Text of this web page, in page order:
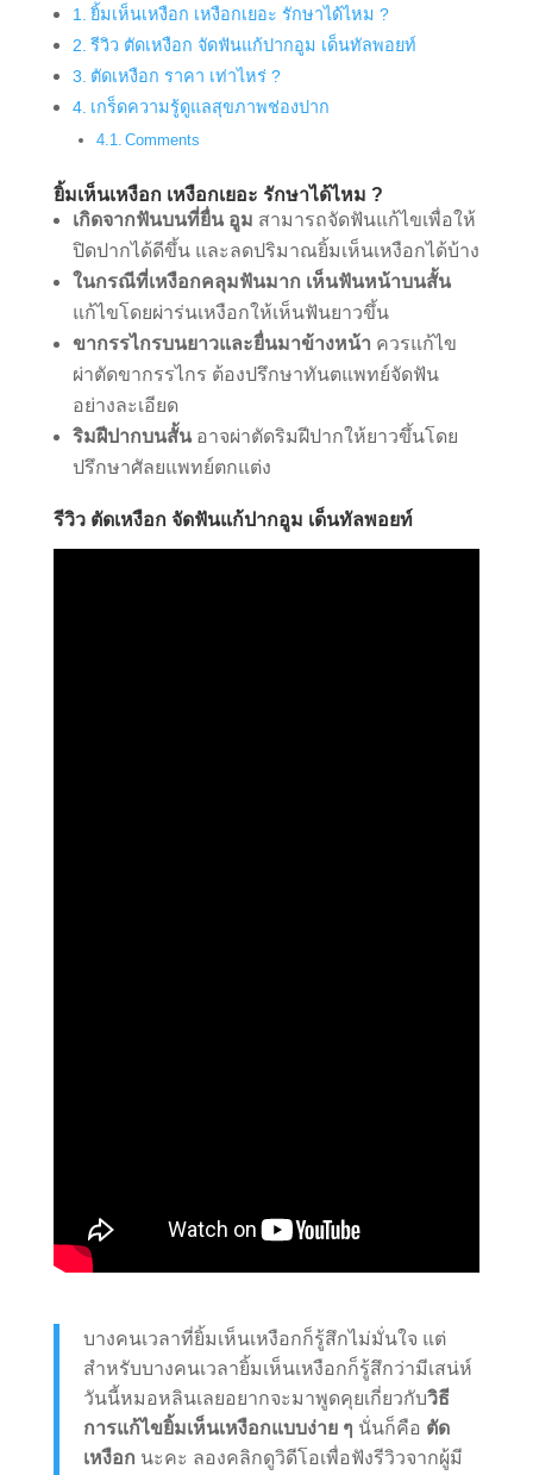
ยิ้มเห็นเหงือก เหงือกเยอะ รักษาได้ไหม ?
รีวิว ตัดเหงือก จัดฟันแก้ปากอูม เด็นทัลพอยท์
ตัดเหงือก ราคา เท่าไหร่ ?
เกร็ดความรู้ดูแลสุขภาพช่องปาก
Comments
ยิ้มเห็นเหงือก เหงือกเยอะ รักษาได้ไหม ?
เกิดจากฟันบนที่ยื่น อูม สามารถจัดฟันแก้ไขเพื่อให้
ปิดปากได้ดีขึ้น และลดปริมาณยิ้มเห็นเหงือกได้บ้าง
ในกรณีที่เหงือกคลุมฟันมาก เห็นฟันหน้าบนสั้น
แก้ไขโดยผ่าร่นเหงือกให้เห็นฟันยาวขึ้น
ขากรรไกรบนยาวและยื่นมาข้างหน้า ควรแก้ไข
ผ่าตัดขากรรไกร ต้องปรึกษาทันตแพทย์จัดฟัน
อย่างละเอียด
ริมฝีปากบนสั้นอาจผ่าตัดริมฝีปากให้ยาวขึ้นโดย
ปรึกษาศัลยแพทย์ตกแต่ง
รีวิว ตัดเหงือก จัดฟันแก้ปากอูม เด็นทัลพอยท์
บางคนเวลาที่ยิ้มเห็นเหงือกก็รู้สึกไม่มั่นใจ แต่
สำหรับบางคนเวลายิ้มเห็นเหงือกก็รู้สึกว่ามีเสน่ห์
วันนี้หมอหลินเลยอยากจะมาพูดคุยเกี่ยวกับวิธี
การแก้ไขยิ้มเห็นเหงือกแบบง่าย ๆ นั่นก็คือ ตัด
เหงือก นะคะ ลองคลิกดูวิดีโอเพื่อฟังรีวิวจากผู้มี